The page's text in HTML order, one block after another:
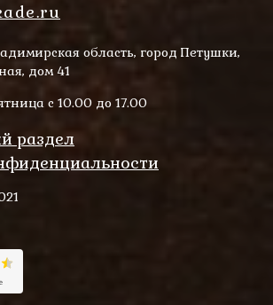
область, город Петушки,
дом 41
с 10.00 до 17.00
раздел